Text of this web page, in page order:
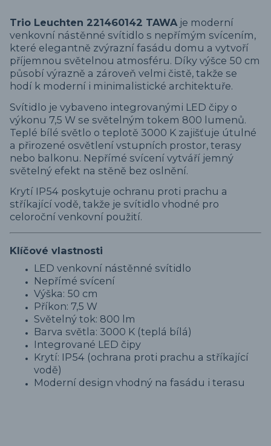
Trio Leuchten 221460142 TAWAje moderní
venkovní nástěnné svítidlo s nepřímým svícením,
které elegantně zvýrazní fasádu domu a vytvoří
příjemnou světelnou atmosféru. Díky výšce 50 cm
působí výrazně a zároveň velmi čistě, takže se
hodí k moderní i minimalistické architektuře.
Svítidlo je vybaveno integrovanými LED čipy o
výkonu 7,5 W se světelným tokem 800 lumenů.
Teplé bílé světlo o teplotě 3000 K zajišťuje útulné
a přirozené osvětlení vstupních prostor, terasy
nebo balkonu. Nepřímé svícení vytváří jemný
světelný efekt na stěně bez oslnění.
Krytí IP54 poskytuje ochranu proti prachu a
stříkající vodě, takže je svítidlo vhodné pro
celoroční venkovní použití.
Klíčové vlastnosti
LED venkovní nástěnné svítidlo
Nepřímé svícení
Výška: 50 cm
Příkon: 7,5 W
Světelný tok: 800 lm
Barva světla: 3000 K (teplá bílá)
Integrované LED čipy
Krytí: IP54 (ochrana proti prachu a stříkající
vodě)
Moderní design vhodný na fasádu i terasu